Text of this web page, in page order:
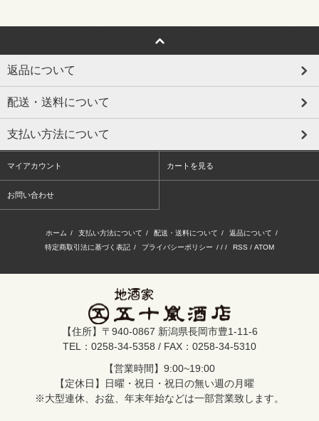
返品について
配送・送料について
支払い方法について
マイアカウント カートを見る
お問い合わせ
ホーム / 支払い方法について / 配送・送料について / 返品について /
特定商取引法に基づく表記 / プライバシーポリシー / / / RSS / ATOM
【住所】〒940-0867 新潟県長岡市豊1-11-6
TEL：0258-34-5358 / FAX：0258-34-5310
【営業時間】9:00~19:00
【定休日】日曜・祝日・祝日の無い週の月曜
※大型連休、お盆、年末年始などは一部営業致します。